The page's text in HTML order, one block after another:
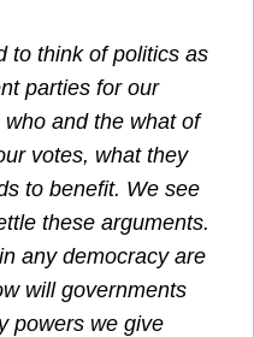
to think of politics as
parties for our
and the what of
votes, what they
to benefit. We see
these arguments.
any democracy are
will governments
powers we give